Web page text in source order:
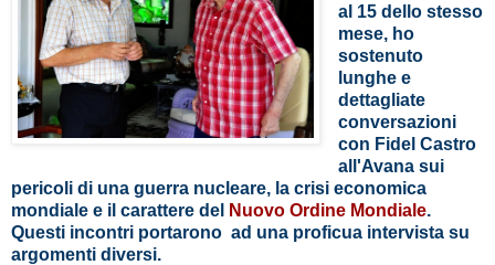
al 15 dello stesso
mese, ho
sostenuto
lunghe e
dettagliate
conversazioni
con Fidel Castro
all'Avana sui
pericoli di una guerra nucleare, la crisi economica
mondiale e il carattere del
Nuovo Ordine Mondiale.
Questi incontri portarono ad una proficua intervista su
argomenti diversi.